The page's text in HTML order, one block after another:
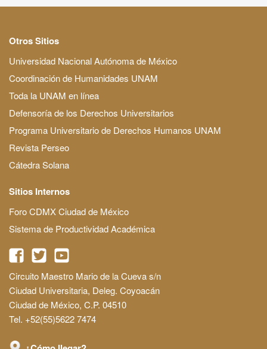
Otros Sitios
Universidad Nacional Autónoma de México
Coordinación de Humanidades UNAM
Toda la UNAM en línea
Defensoría de los Derechos Universitarios
Programa Universitario de Derechos Humanos UNAM
Revista Perseo
Cátedra Solana
Sitios Internos
Foro CDMX Ciudad de México
Sistema de Productividad Académica
Circuito Maestro Mario de la Cueva s/n
Ciudad Universitaria, Deleg. Coyoacán
Ciudad de México, C.P. 04510
Tel. +52(55)5622 7474